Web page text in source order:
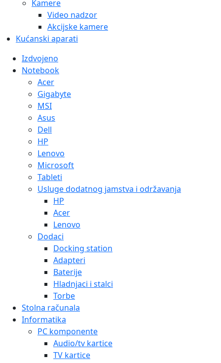
Kamere
Video nadzor
Akcijske kamere
Kućanski aparati
Izdvojeno
Notebook
Acer
Gigabyte
MSI
Asus
Dell
HP
Lenovo
Microsoft
Tableti
Usluge dodatnog jamstva i održavanja
HP
Acer
Lenovo
Dodaci
Docking station
Adapteri
Baterije
Hladnjaci i stalci
Torbe
Stolna računala
Informatika
PC komponente
Audio/tv kartice
TV kartice